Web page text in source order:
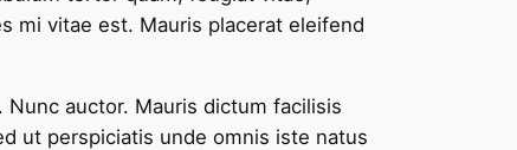
mi vitae est. Mauris placerat eleifend
auctor. Mauris dictum facilisis
ut perspiciatis unde omnis iste natus